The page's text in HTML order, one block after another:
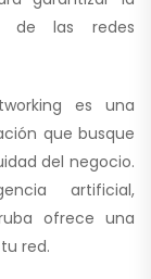
de las redes
es una
que busque
del negocio.
artificial,
ofrece una
red.